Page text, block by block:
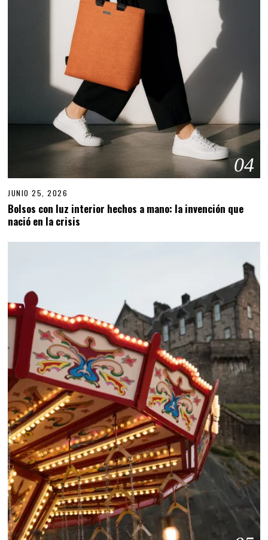
04
JUNIO 25, 2026
U
N
I
2
Bolsos con luz interior hechos a mano: la invención que
nació en la crisis